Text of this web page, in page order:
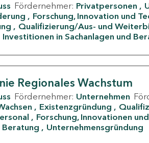
Fördernehmer: Privatpersonen
Forschung, Innovation und
Qualifizierung/Aus- und
Investitionen in Sachanlagen und
Regionales Wachstum
Fördernehmer: Unternehmen
Existenzgründung
Forschung, Innovationen
Beratung
Unternehmensgründung